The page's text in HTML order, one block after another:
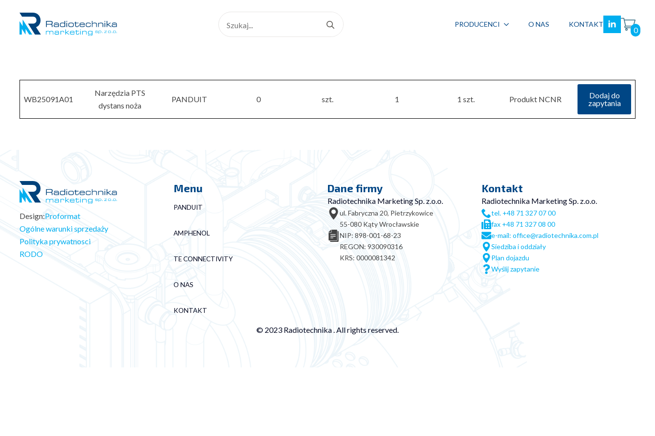
for:
PRODUCENCI O NAS KONTAKT
0
WB25091A01
Narzędzia PTS
dystans noża
PANDUIT 0 szt. 1 1 szt. Produkt NCNR
Dodaj do
zapytania
Design:Proformat
Ogólne warunki sprzedaży
Polityka prywatnosci
RODO
Menu
PANDUIT
AMPHENOL
TE CONNECTIVITY
O NAS
KONTAKT
Dane firmy
Radiotechnika Marketing Sp. z.o.o.
ul. Fabryczna 20, Pietrzykowice
55-080 Kąty Wrocławskie
NIP: 898-001-68-23
REGON: 930090316
KRS: 0000081342
Kontakt
Radiotechnika Marketing Sp. z.o.o.
tel. +48 71 327 07 00
fax +48 71 327 08 00
e-mail: office@radiotechnika.com.pl
Siedziba i oddziały
Plan dojazdu
Wyślij zapytanie
© 2023 Radiotechnika . All rights reserved.